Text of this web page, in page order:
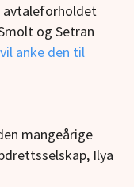
avtaleforholdet
og Setran
vil anke den til
mangeårige
Ilya